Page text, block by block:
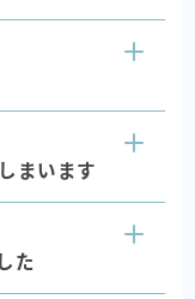
まいます
た